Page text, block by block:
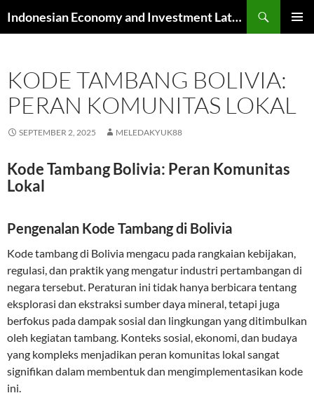
to
Indonesian Economy and Investment Latest News
KODE TAMBANG BOLIVIA:
PERAN KOMUNITAS LOKAL
SEPTEMBER 2, 2025 MELEDAKYUK88
Kode Tambang Bolivia: Peran Komunitas
Lokal
Pengenalan Kode Tambang di Bolivia
Kode tambang di Bolivia mengacu pada rangkaian kebijakan,
regulasi, dan praktik yang mengatur industri pertambangan di
negara tersebut. Peraturan ini tidak hanya berbicara tentang
eksplorasi dan ekstraksi sumber daya mineral, tetapi juga
berfokus pada dampak sosial dan lingkungan yang ditimbulkan
oleh kegiatan tambang. Konteks sosial, ekonomi, dan budaya
yang kompleks menjadikan peran komunitas lokal sangat
signifikan dalam membentuk dan mengimplementasikan kode
ini.